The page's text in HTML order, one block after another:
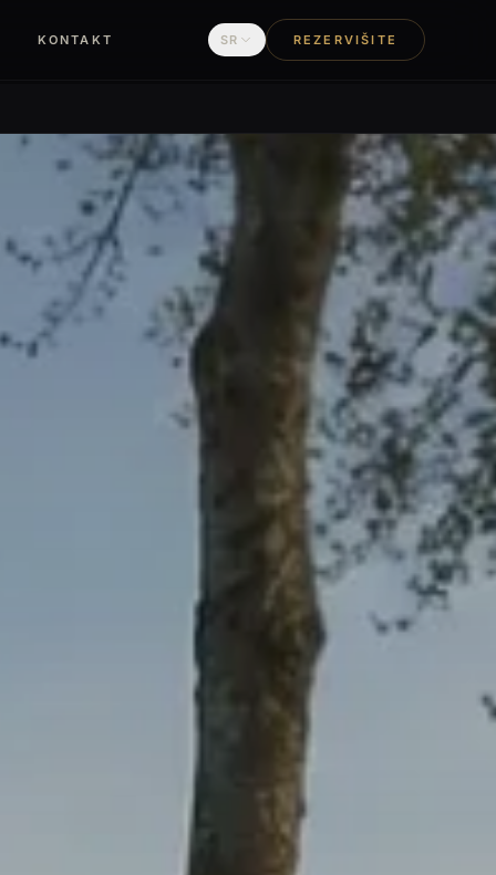
KONTAKT SR REZERVIŠITE